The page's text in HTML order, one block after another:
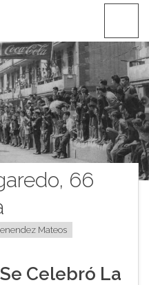
66
Mateos
Celebró La